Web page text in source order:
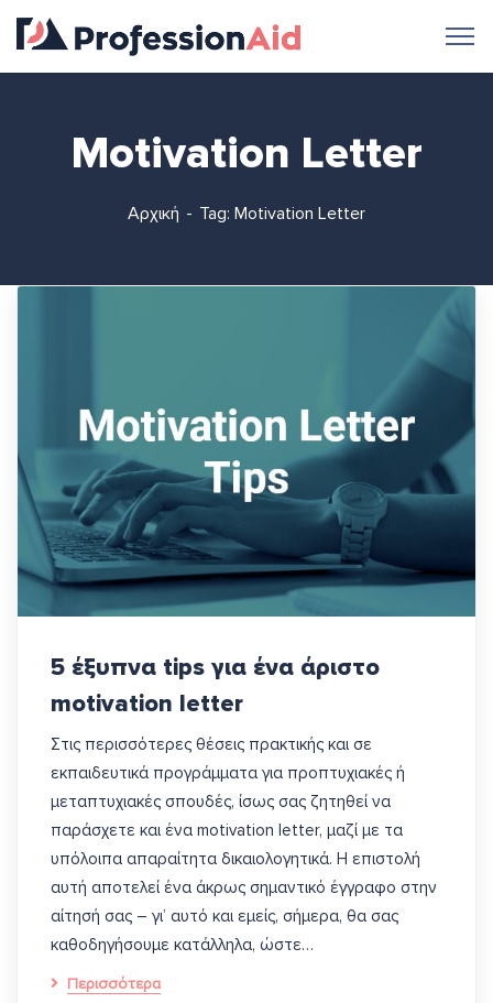
Motivation Letter
Αρχική Tag: Motivation Letter
5 έξυπνα tips για ένα άριστο
motivation letter
Στις περισσότερες θέσεις πρακτικής και σε
εκπαιδευτικά προγράμματα για προπτυχιακές ή
μεταπτυχιακές σπουδές, ίσως σας ζητηθεί να
παράσχετε και ένα motivation letter, μαζί με τα
υπόλοιπα απαραίτητα δικαιολογητικά. Η επιστολή
αυτή αποτελεί ένα άκρως σημαντικό έγγραφο στην
αίτησή σας – γι’ αυτό και εμείς, σήμερα, θα σας
καθοδηγήσουμε κατάλληλα, ώστε…
Περισσότερα